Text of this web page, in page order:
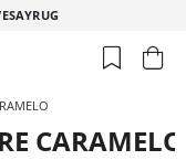
CARAMELO